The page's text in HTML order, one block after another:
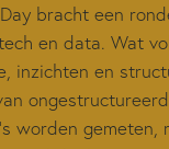
bracht een
en data. Wat
inzichten en
worden